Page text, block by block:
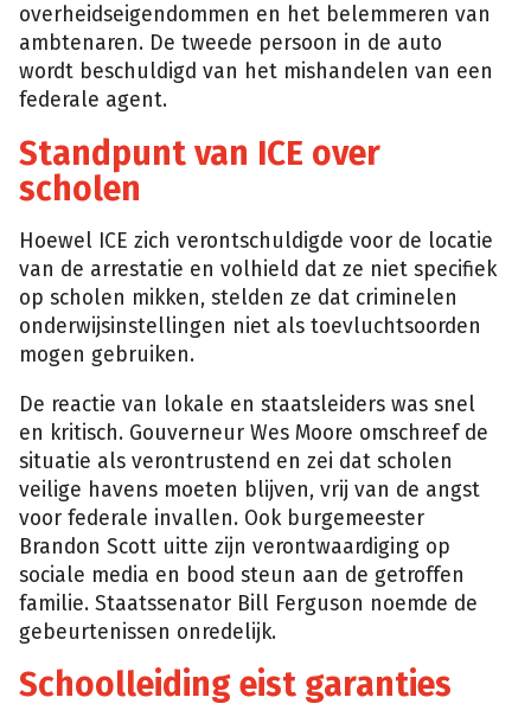
overheidseigendommen en het belemmeren van
ambtenaren. De tweede persoon in de auto
wordt beschuldigd van het mishandelen van een
federale agent.
Standpunt van ICE over
scholen
Hoewel ICE zich verontschuldigde voor de locatie
van de arrestatie en volhield dat ze niet specifiek
op scholen mikken, stelden ze dat criminelen
onderwijsinstellingen niet als toevluchtsoorden
mogen gebruiken.
De reactie van lokale en staatsleiders was snel
en kritisch. Gouverneur Wes Moore omschreef de
situatie als verontrustend en zei dat scholen
veilige havens moeten blijven, vrij van de angst
voor federale invallen. Ook burgemeester
Brandon Scott uitte zijn verontwaardiging op
sociale media en bood steun aan de getroffen
familie. Staatssenator Bill Ferguson noemde de
gebeurtenissen onredelijk.
Schoolleiding eist garanties